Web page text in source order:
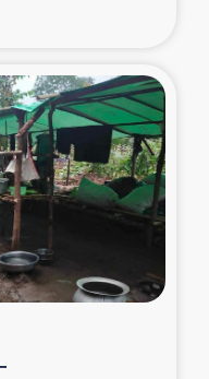
災者支援
ー・リサイクル・プロ
業